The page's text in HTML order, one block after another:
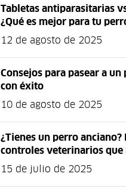
Tabletas antiparasitarias
¿Qué es mejor para tu
12 de agosto de 2025
Consejos para pasear a un
con éxito
10 de agosto de 2025
¿Tienes un perro anciano?
controles veterinarios que
15 de julio de 2025